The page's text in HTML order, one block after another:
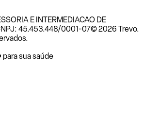
E INTERMEDIACAO DE
45.453.448/0001-07© 2026 Trevo.
sua saúde